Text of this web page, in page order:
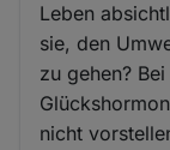
Leben
sie, den
zu gehen?
nicht